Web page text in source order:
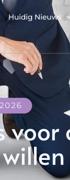
Huidig Nieuws